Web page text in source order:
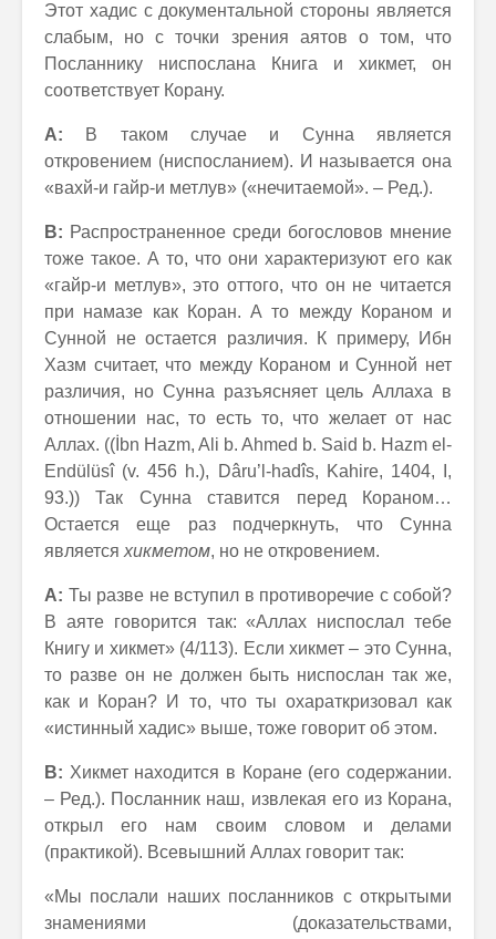
Этот хадис с документальной стороны является
слабым, но с точки зрения аятов о том, что
Посланнику ниспослана Книга и хикмет, он
соответствует Корану.
А: В таком случае и Сунна является
откровением (ниспосланием). И называется она
«вахй-и гайр-и метлув» («нечитаемой». – Ред.).
В: Распространенное среди богословов мнение
тоже такое. А то, что они характеризуют его как
«гайр-и метлув», это оттого, что он не читается
при намазе как Коран. А то между Кораном и
Сунной не остается различия. К примеру, Ибн
Хазм считает, что между Кораном и Сунной нет
различия, но Сунна разъясняет цель Аллаха в
отношении нас, то есть то, что желает от нас
Аллах. ((İbn Hazm, Ali b. Ahmed b. Said b. Hazm el-
Endülüsî (v. 456 h.), Dâru’l-hadîs, Kahire, 1404, I,
93.)) Так Сунна ставится перед Кораном…
Остается еще раз подчеркнуть, что Сунна
является хикметом, но не откровением.
А: Ты разве не вступил в противоречие с собой?
В аяте говорится так: «Аллах ниспослал тебе
Книгу и хикмет» (4/113). Если хикмет – это Сунна,
то разве он не должен быть ниспослан так же,
как и Коран? И то, что ты охараткризовал как
«истинный хадис» выше, тоже говорит об этом.
В: Хикмет находится в Коране (его содержании.
– Ред.). Посланник наш, извлекая его из Корана,
открыл его нам своим словом и делами
(практикой). Всевышний Аллах говорит так:
«Мы послали наших посланников с открытыми
знамениями (доказательствами,